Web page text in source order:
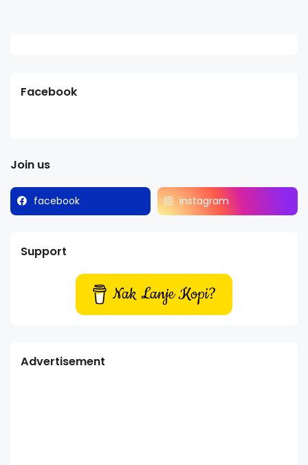
Facebook
Join us
facebook instagram
Support
Nak Lanje Kopi?
Advertisement